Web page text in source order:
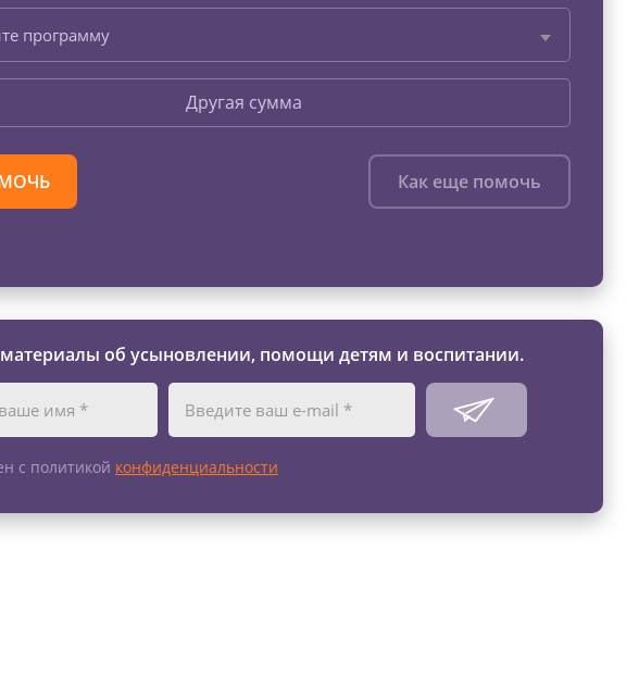
программу
Другая сумма
Как еще помочь
об усыновлении, помощи детям и воспитании.
с политикой конфиденциальности